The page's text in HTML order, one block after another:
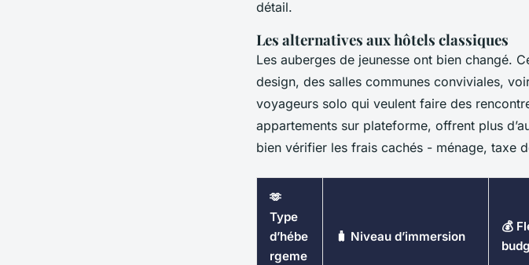
détail.
Les alternatives aux hôtels classiques
Les auberges de jeunesse ont bien changé.
design, des salles communes conviviales,
voyageurs solo qui veulent faire des
appartements sur plateforme, offrent plus
bien vérifier les frais cachés - ménage, taxe
🫶
Type
d’hébe
rgeme
🧳 Niveau d’immersion
💰